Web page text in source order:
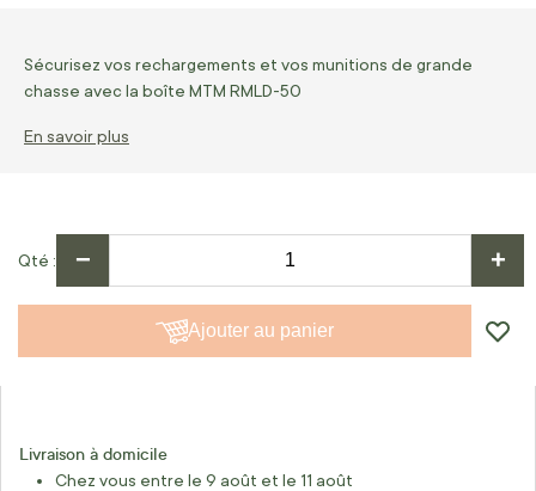
Sécurisez vos rechargements et vos munitions de grande
chasse avec la boîte MTM RMLD-50
En savoir plus
Qté − +
Ajouter au panier
Livraison à domicile
Chez vous entre le 9 août et le 11 août